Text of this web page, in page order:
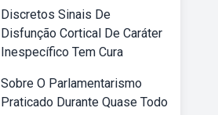
Discretos Sinais De
Disfunção Cortical De Caráter
Inespecífico Tem Cura
Sobre O Parlamentarismo
Praticado Durante Quase Todo